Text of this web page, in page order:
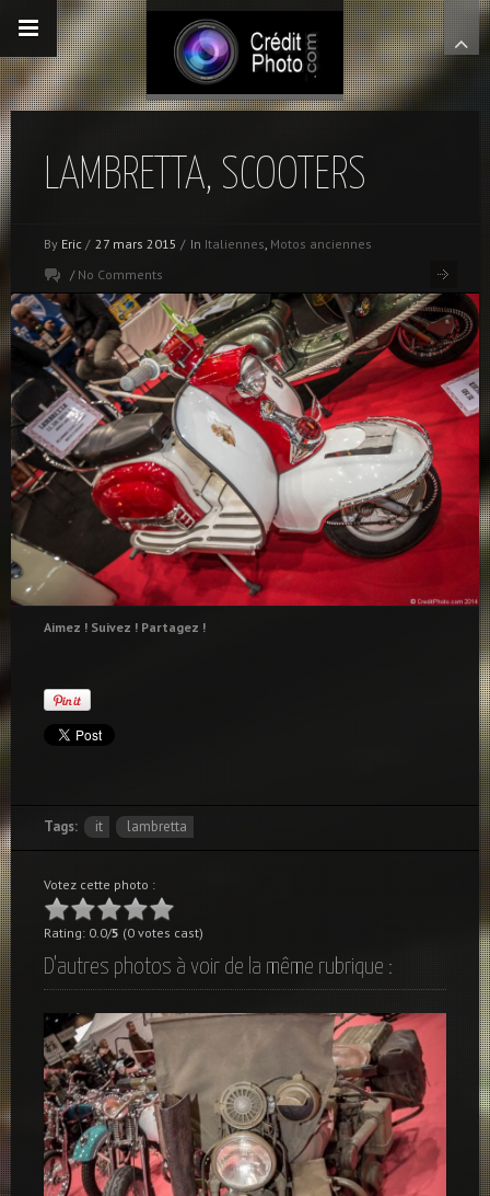
LAMBRETTA, SCOOTERS
By Eric / 27 mars 2015 / In Italiennes Motos anciennes
/ No Comments
Aimez ! Suivez ! Partagez !
Tags: it lambretta
Votez cette photo :
Rating: 0.0/5 (0 votes cast)
D'autres photos à voir de la même rubrique :